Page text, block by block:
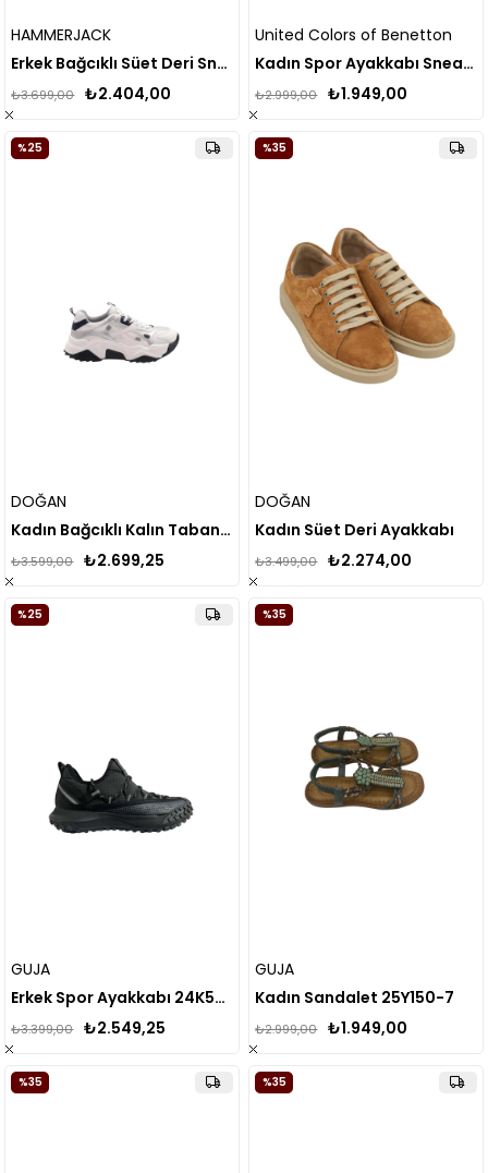
HAMMERJACK
Erkek Bağcıklı Süet Deri Sneaker
₺2.404,00
₺3.699,00
United Colors of Benetton
Kadın Spor Ayakkabı Sneaker BN-30624
₺1.949,00
₺2.999,00
DOĞAN
Kadın Bağcıklı Kalın Taban Spor Ayakkabı
₺2.699,25
₺3.599,00
%25
DOĞAN
Kadın Süet Deri Ayakkabı
₺2.274,00
₺3.499,00
%35
GUJA
Erkek Spor Ayakkabı 24K562
₺2.549,25
₺3.399,00
%25
GUJA
Kadın Sandalet 25Y150-7
₺1.949,00
₺2.999,00
%35
%35 %35